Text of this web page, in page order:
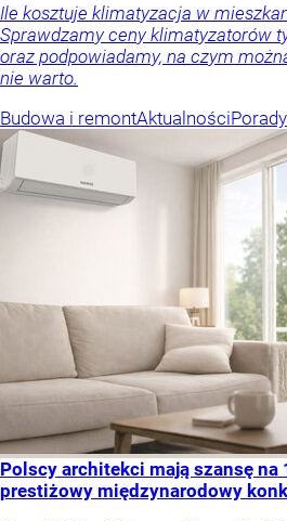
Ile kosztuje klimatyzacja w
Sprawdzamy ceny klimatyzatorów
oraz podpowiadamy, na czym
nie warto.
Budowa i remontAktualności
Polscy architekci mają szansę na
prestiżowy międzynarodowy